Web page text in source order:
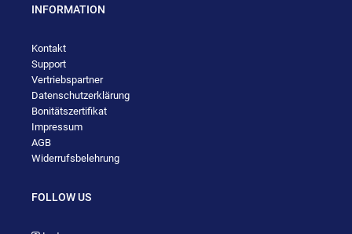
INFORMATION
Kontakt
Support
Vertriebspartner
Datenschutzerklärung
Bonitätszertifikat
Impressum
AGB
Widerrufsbelehrung
FOLLOW US